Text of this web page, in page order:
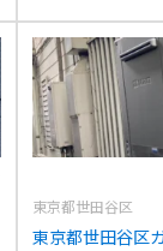
換
東京都世田谷区
東京都世田谷区